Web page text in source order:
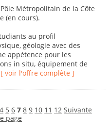
Métropolitain de la Côte
(en cours).
au profil
géologie avec des
appétence pour les
in situ, équipement de
[ voir l'offre complète ]
4 5 6 7 8 9 10 11 12 Suivante
page